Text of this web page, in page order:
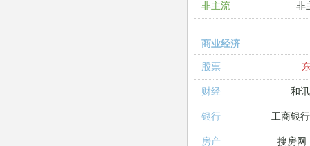
非主流 非
商业经济
股票
财经 和
银行 工商银行
房产 搜房网